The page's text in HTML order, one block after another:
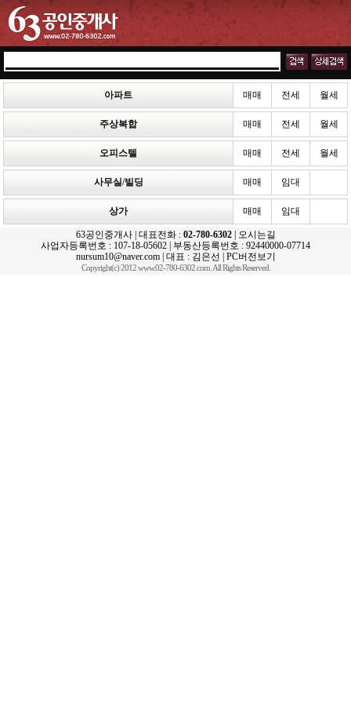
아파트 매매 전세 월세
주상복합 매매 전세 월세
오피스텔 매매 전세 월세
사무실/빌딩 매매 임대
상가 매매 임대
63공인중개사 | 대표전화 : 02-780-6302|
오시는길
사업자등록번호 : 107-18-05602 | 부동산등록번호 : 92440000-07714
nursum10@naver.com | 대표 : 김은선 | PC버전보기
Copyright(c) 2012 www.02-780-6302.com. All Rights Reserved.